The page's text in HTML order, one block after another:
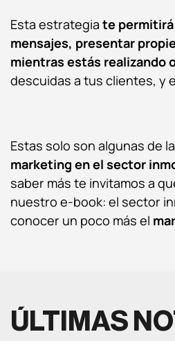
Esta estrategia te
mensajes, presentar
mientras estás realizando
descuidas a tus clientes, y
Estas solo son algunas de
marketing en el sector
saber más te invitamos a
nuestro e-book: el sector
conocer un poco más el
ÚLTIMAS